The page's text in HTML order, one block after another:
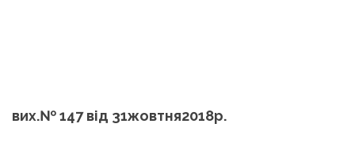
вих.№ 147 від 31жовтня2018р.